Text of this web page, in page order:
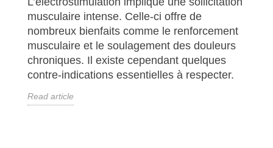
musculaire intense. Celle-ci offre de
nombreux bienfaits comme le renforcement
musculaire et le soulagement des douleurs
chroniques. Il existe cependant quelques
contre-indications essentielles à respecter.
Read article